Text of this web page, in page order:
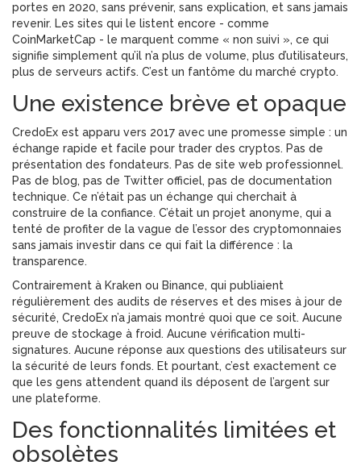
portes en 2020, sans prévenir, sans explication, et sans jamais
revenir. Les sites qui le listent encore - comme
CoinMarketCap - le marquent comme « non suivi », ce qui
signifie simplement qu’il n’a plus de volume, plus d’utilisateurs,
plus de serveurs actifs. C’est un fantôme du marché crypto.
Une existence brève et opaque
CredoEx est apparu vers 2017 avec une promesse simple : un
échange rapide et facile pour trader des cryptos. Pas de
présentation des fondateurs. Pas de site web professionnel.
Pas de blog, pas de Twitter officiel, pas de documentation
technique. Ce n’était pas un échange qui cherchait à
construire de la confiance. C’était un projet anonyme, qui a
tenté de profiter de la vague de l’essor des cryptomonnaies
sans jamais investir dans ce qui fait la différence : la
transparence.
Contrairement à Kraken ou Binance, qui publiaient
régulièrement des audits de réserves et des mises à jour de
sécurité, CredoEx n’a jamais montré quoi que ce soit. Aucune
preuve de stockage à froid. Aucune vérification multi-
signatures. Aucune réponse aux questions des utilisateurs sur
la sécurité de leurs fonds. Et pourtant, c’est exactement ce
que les gens attendent quand ils déposent de l’argent sur
une plateforme.
Des fonctionnalités limitées et
obsolètes